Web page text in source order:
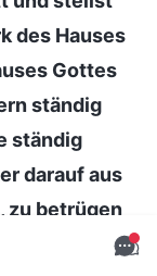
des Hauses
Gottes
ständig
ständig
darauf aus
zu betrügen
dann